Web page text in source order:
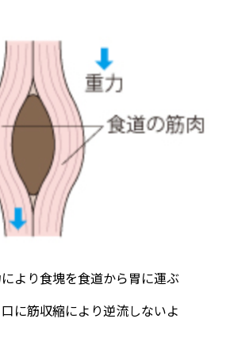
より食塊を食道から胃に運ぶ
に筋収縮により逆流しないよ